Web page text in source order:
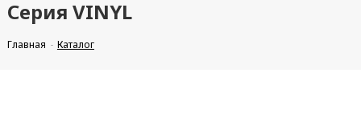
Серия VINYL
Главная Каталог